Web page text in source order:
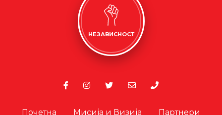
НЕЗАВИСНОСТ
Почетна Мисија и Визија Партнери